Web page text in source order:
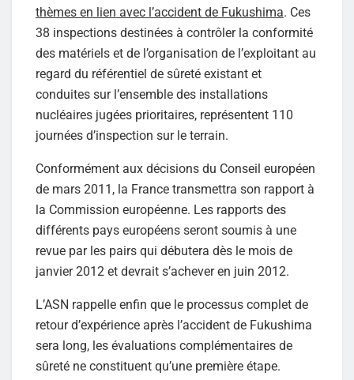
thèmes en lien avec l’accident de Fukushima. Ces
38 inspections destinées à contrôler la conformité
des matériels et de l’organisation de l’exploitant au
regard du référentiel de sûreté existant et
conduites sur l’ensemble des installations
nucléaires jugées prioritaires, représentent 110
journées d’inspection sur le terrain.
Conformément aux décisions du Conseil européen
de mars 2011, la France transmettra son rapport à
la Commission européenne. Les rapports des
différents pays européens seront soumis à une
revue par les pairs qui débutera dès le mois de
janvier 2012 et devrait s’achever en juin 2012.
L’ASN rappelle enfin que le processus complet de
retour d’expérience après l’accident de Fukushima
sera long, les évaluations complémentaires de
sûreté ne constituent qu’une première étape.